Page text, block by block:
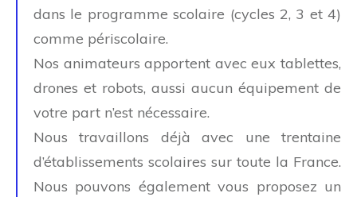
dans le programme scolaire (cycles 2, 3 et 4)
comme périscolaire.
Nos animateurs apportent avec eux tablettes,
drones et robots, aussi aucun équipement de
votre part n’est nécessaire.
Nous travaillons déjà avec une trentaine
d’établissements scolaires sur toute la France.
Nous pouvons également vous proposez un